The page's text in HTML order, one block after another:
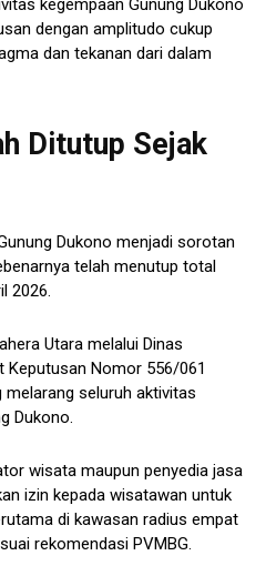
kegempaan Gunung Dukono
dengan amplitudo cukup
dan tekanan dari dalam
Ditutup Sejak
Dukono menjadi sorotan
telah menutup total
2026.
Utara melalui Dinas
Keputusan Nomor 556/061
seluruh aktivitas
Dukono.
wisata maupun penyedia jasa
izin kepada wisatawan untuk
di kawasan radius empat
rekomendasi PVMBG.